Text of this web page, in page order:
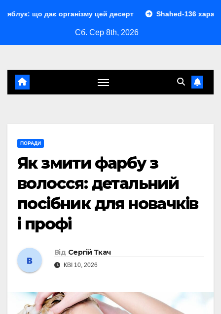
організму цей десерт Shahed-136 характеристики:
Сб. Сер 8th, 2026
ПОРАДИ
Як змити фарбу з
волосся: детальний
посібник для новачків
і профі
Від Сергій Ткач
КВІ 10, 2026